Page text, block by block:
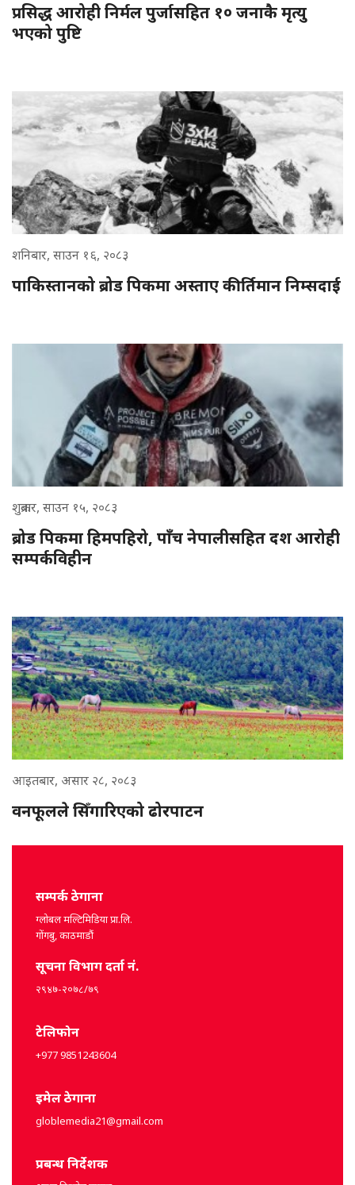
प्रसिद्ध आरोही निर्मल पुर्जासहित १० जनाकै मृत्यु
भएको पुष्टि
शनिबार, साउन १६, २०८३
पाकिस्तानको ब्रोड पिकमा अस्ताए कीर्तिमान निम्सदाई
शुक्रबार, साउन १५, २०८३
ब्रोड पिकमा हिमपहिरो, पाँच नेपालीसहित दश आरोही
सम्पर्कविहीन
आइतबार, असार २८, २०८३
वनफूलले सिँगारिएको ढोरपाटन
सम्पर्क ठेगाना
ग्लोबल मल्टिमिडिया प्रा.लि.
गोंगबु, काठमाडौं
सूचना विभाग दर्ता नं.
२९४७-२०७८/७९
टेलिफोन
+977 9851243604
इमेल ठेगाना
globlemedia21@gmail.com
प्रबन्ध निर्देशक